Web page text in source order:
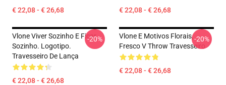
€ 22,08 - € 26,68 € 22,08 - € 26,68
Vlone Viver Sozinho E Ficar
Sozinho. Logotipo.
Travesseiro De Lança
€ 22,08 - € 26,68
-20%
Vlone E Motivos Florais,
Fresco V Throw Travesseiro
€ 22,08 - € 26,68
-20%